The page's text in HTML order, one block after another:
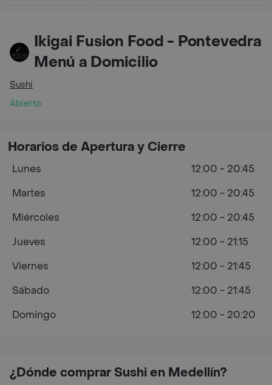
Ikigai Fusion Food - Pontevedra
Menú a Domicilio
Sushi
Abierto
¿Dónde comprar Sushi en Medellín?
Horarios de Apertura y Cierre
Lunes
12:00 - 20:45
Martes
12:00 - 20:45
Miércoles
12:00 - 20:45
Jueves
12:00 - 21:15
Viernes
12:00 - 21:45
Sábado
12:00 - 21:45
Domingo
12:00 - 20:20